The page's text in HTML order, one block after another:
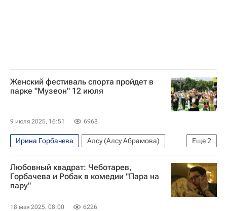
Женский фестиваль спорта пройдет в
парке "Музеон" 12 июля
9 июля 2025, 16:51 6968
Еще2
Ирина Горбачева
Алсу (Алсу Абрамова)
Музеон
Владислав Лисовец
Любовный квадрат: Чеботарев,
Горбачева и Робак в комедии "Пара на
пару"
18 мая 2025, 08:00 6226